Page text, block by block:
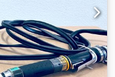
(W): 320 W
C Minimale
50-60 Hz
informatie de
en schroevendraaier